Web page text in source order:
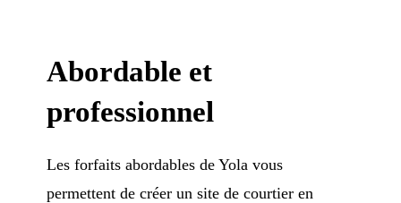
Abordable et
professionnel
Les forfaits abordables de Yola vous
permettent de créer un site de courtier en